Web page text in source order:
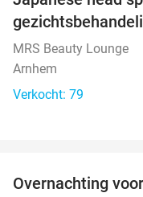
MRS Beauty Lounge
Arnhem
Verkocht: 79
Overnachting